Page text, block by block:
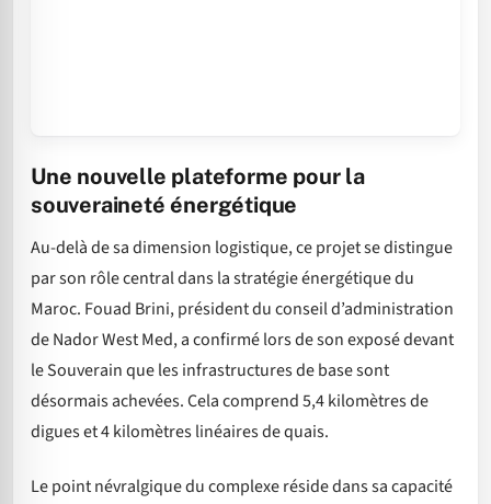
Une nouvelle plateforme pour la
souveraineté énergétique
Au-delà de sa dimension logistique, ce projet se distingue
par son rôle central dans la stratégie énergétique du
Maroc. Fouad Brini, président du conseil d’administration
de Nador West Med, a confirmé lors de son exposé devant
le Souverain que les infrastructures de base sont
désormais achevées. Cela comprend 5,4 kilomètres de
digues et 4 kilomètres linéaires de quais.
Le point névralgique du complexe réside dans sa capacité